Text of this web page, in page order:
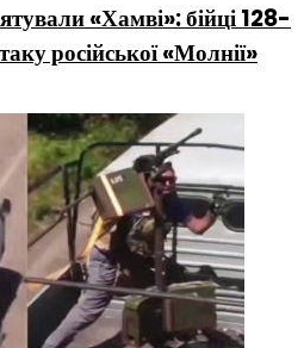
«Хамві»: бійці 128-
російської «Молнії»